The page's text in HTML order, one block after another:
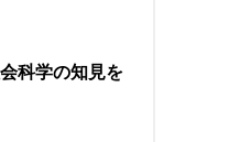
科学の知見を